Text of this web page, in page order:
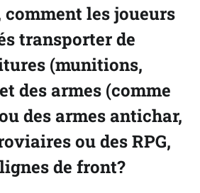
comment les joueurs
transporter de
(munitions,
des armes (comme
des armes antichar,
ou des RPG,
de front?